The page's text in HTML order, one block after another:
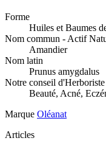
Forme
Huiles et Baumes
Nom commun - Actif
Amandier
Nom latin
Prunus amygdalus
Notre conseil d'Herboriste
Beauté, Acné,
Marque Oléanat
Articles